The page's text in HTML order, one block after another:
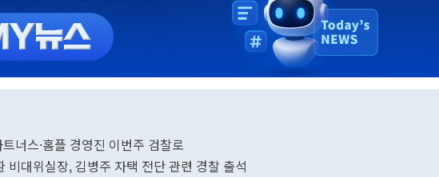
너스·홈플 경영진 이번주 검찰로
비대위실장, 김병주 자택 전단 관련 경찰 출석